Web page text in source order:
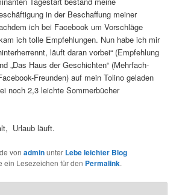
in der Beschaffung meiner
ich bei Facebook um Vorschläge
ich tolle Empfehlungen. Nun habe ich mir
läuft daran vorbei“ (Empfehlung
„Das Haus der Geschichten“ (Mehrfach-
Freunden) auf mein Tolino geladen
noch 2,3 leichte Sommerbücher
Urlaub läuft.
vonadminunter Lebe leichter Blog
ein Lesezeichen für den Permalink.